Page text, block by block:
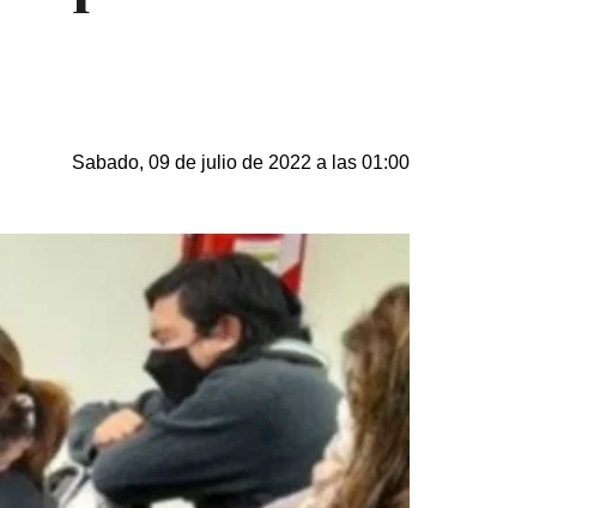
Sabado, 09 de julio de 2022 a las 01:00